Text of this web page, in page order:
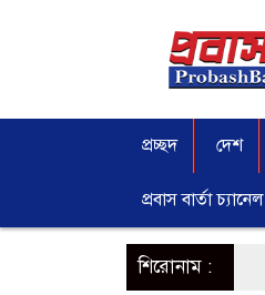
প্রচ্ছদ দেশ
প্রবাস বার্তা চ্যানেল
শিরোনাম :